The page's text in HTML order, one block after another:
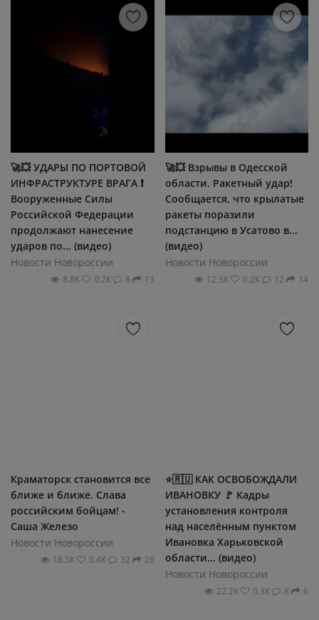
🚀💥 УДАРЫ ПО ПОРТОВОЙ
ИНФРАСТРУКТУРЕ ВРАГА ❗️
Вооруженные Силы
Российской Федерации
продолжают нанесение
ударов по... (видео)
Новости Новороссии
8.8К 0.2К 8 13
🚀💥 Взрывы в Одесской
области. Ракетный удар!
Сообщается, что крылатые
ракеты поразили
подстанцию в Усатово в...
(видео)
Новости Новороссии
12.3К 0.2К 12 14
Краматорск становится все
ближе и ближе. Слава
российским бойцам! -
Саша Железо
Новости Новороссии
18.5К 0.4К 32 28
⭐🇷🇺 КАК ОСВОБОЖДАЛИ
ИВАНОВКУ 🚩 Кадры
установления контроля
над населённым пунктом
Ивановка Харьковской
области... (видео)
Новости Новороссии
22.2К 0.3К 8 6